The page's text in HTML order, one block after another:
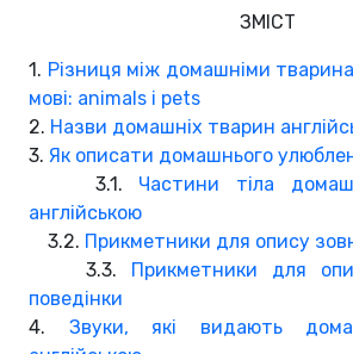
ЗМІСТ
1. Різниця між домашніми
мові: animals і pets
2. Назви домашніх тварин
3. Як описати домашнього
3.1. Частини тіла
англійською
3.2. Прикметники для опису
3.3.
Прикметники для
поведінки
4. Звуки, які видають